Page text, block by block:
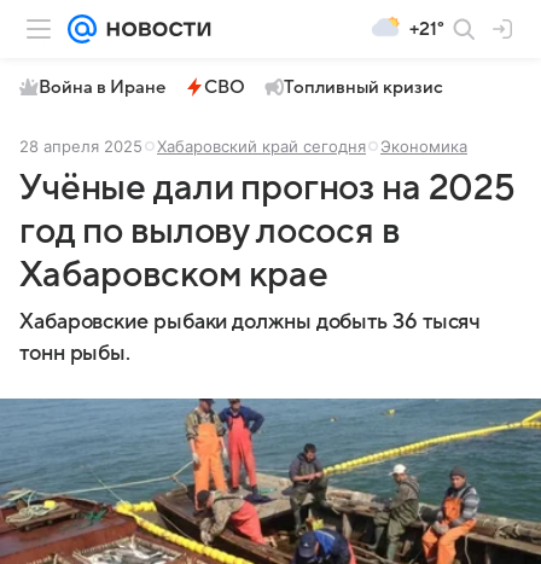
+21°
Война в Иране СВО Топливный кризис
28 апреля 2025 Хабаровский край сегодня Экономика
Учёные дали прогноз на 2025
год по вылову лосося в
Хабаровском крае
Хабаровские рыбаки должны добыть 36 тысяч
тонн рыбы.